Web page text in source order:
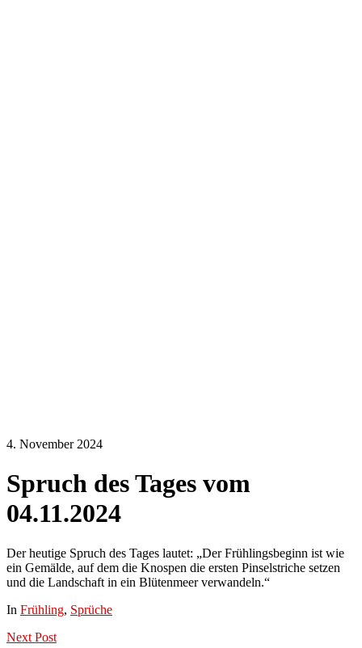
4. November 2024
Spruch des Tages vom
04.11.2024
Der heutige Spruch des Tages lautet: „Der Frühlingsbeginn ist wie
ein Gemälde, auf dem die Knospen die ersten Pinselstriche setzen
und die Landschaft in ein Blütenmeer verwandeln.“
In Frühling, Sprüche
Next Post